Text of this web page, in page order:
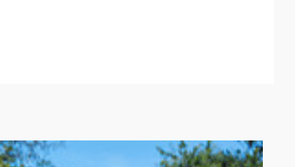
售贈品。惟 Gogoro 得變更贈品品項及內容，參加人同意無條件